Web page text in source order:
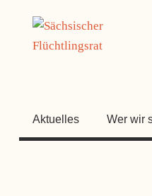
springen
Aktuelles Wer wir